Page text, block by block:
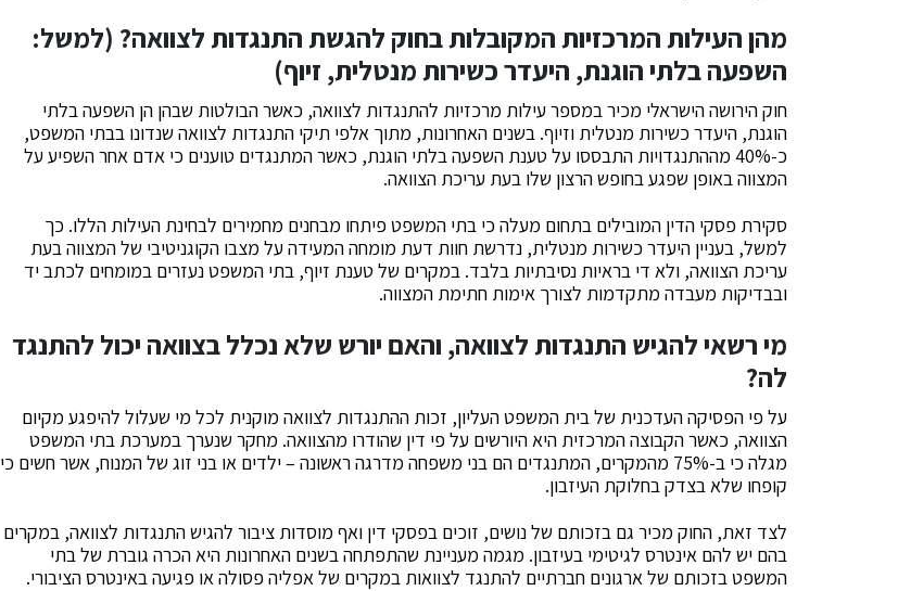
מהן העילות המרכזיות המקובלות בחוק להגשת התנגדות לצוואה? (למשל:
השפעה בלתי הוגנת, היעדר כשירות מנטלית, זיוף)
חוק הירושה הישראלי מכיר במספר עילות מרכזיות להתנגדות לצוואה, כאשר הבולטות שבהן הן השפעה בלתי
הוגנת, היעדר כשירות מנטלית וזיוף. בשנים האחרונות, מתוך אלפי תיקי התנגדות לצוואה שנדונו בבתי המשפט,
כ-40% מההתנגדויות התבססו על טענת השפעה בלתי הוגנת, כאשר המתנגדים טוענים כי אדם אחר השפיע על
המצווה באופן שפגע בחופש הרצון שלו בעת עריכת הצוואה.
סקירת פסקי הדין המובילים בתחום מעלה כי בתי המשפט פיתחו מבחנים מחמירים לבחינת העילות הללו. כך
למשל, בעניין היעדר כשירות מנטלית, נדרשת חוות דעת מומחה המעידה על מצבו הקוגניטיבי של המצווה בעת
עריכת הצוואה, ולא די בראיות נסיבתיות בלבד. במקרים של טענת זיוף, בתי המשפט נעזרים במומחים לכתב יד
ובבדיקות מעבדה מתקדמות לצורך אימות חתימת המצווה.
מי רשאי להגיש התנגדות לצוואה, והאם יורש שלא נכלל בצוואה יכול להתנגד
לה?
על פי הפסיקה העדכנית של בית המשפט העליון, זכות ההתנגדות לצוואה מוקנית לכל מי שעלול להיפגע מקיום
הצוואה, כאשר הקבוצה המרכזית היא היורשים על פי דין שהודרו מהצוואה. מחקר שנערך במערכת בתי המשפט
מגלה כי ב-75% מהמקרים, המתנגדים הם בני משפחה מדרגה ראשונה – ילדים או בני זוג של המנוח, אשר חשים כי
קופחו שלא בצדק בחלוקת העיזבון.
לצד זאת, החוק מכיר גם בזכותם של נושים, זוכים בפסקי דין ואף מוסדות ציבור להגיש התנגדות לצוואה, במקרים
בהם יש להם אינטרס לגיטימי בעיזבון. מגמה מעניינת שהתפתחה בשנים האחרונות היא הכרה גוברת של בתי
המשפט בזכותם של ארגונים חברתיים להתנגד לצוואות במקרים של אפליה פסולה או פגיעה באינטרס הציבורי.